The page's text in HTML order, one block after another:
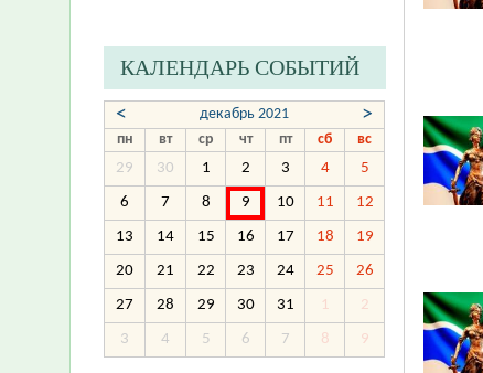
КАЛЕНДАРЬ СОБЫТИЙ
< декабрь 2021 >
пн вт ср чт пт сб
вс
29
30 1 2 3 4 5
6 7 8 9 10 11 12
13 14 15 16 17 18 19
20 21 22 23 24 25 26
27 28 29 30 31 1 2
3 4 5 6 7 8 9